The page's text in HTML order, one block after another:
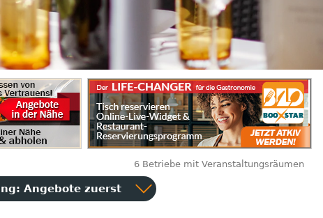
6 Betriebe mit Veranstaltungsräumen
Angebote zuerst